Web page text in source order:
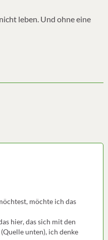
leben. Und ohne eine
möchte ich das
hier, das sich mit den
unten), ich denke